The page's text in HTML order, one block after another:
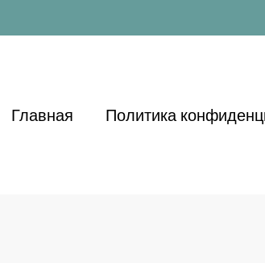
Главная Политика